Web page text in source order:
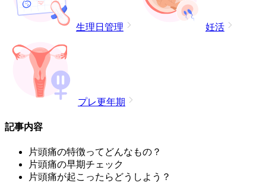
生理日管理 妊活
プレ更年期
記事内容
片頭痛の特徴ってどんなもの？
片頭痛の早期チェック
片頭痛が起こったらどうしよう？